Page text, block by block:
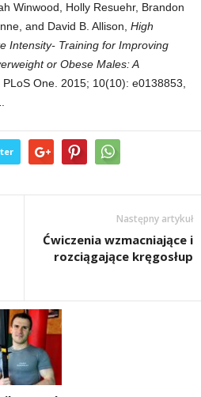
Winwood, Holly Resuehr, Brandon
, and David B. Allison, High
Intensity- Training for Improving
or Obese Males: A
PLoS One. 2015; 10(10): e0138853,
Następny artykuł
Ćwiczenia wzmacniające i
rozciągające kręgosłup